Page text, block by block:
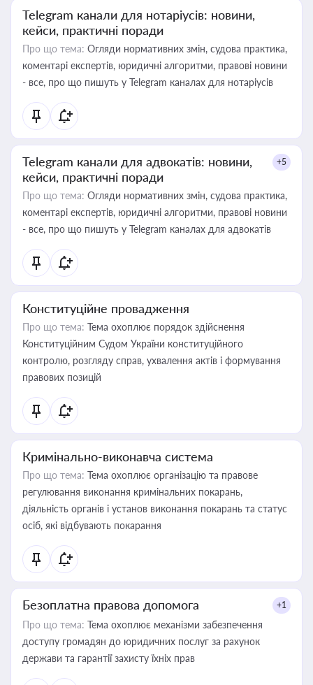
Telegram канали для нотаріусів: новини,
кейси, практичні поради
Про що тема: Огляди нормативних змін, судова практика,
коментарі експертів, юридичні алгоритми, правові новини
- все, про що пишуть у Telegram каналах для нотаріусів
Telegram канали для адвокатів: новини,
кейси, практичні поради
+5
Про що тема: Огляди нормативних змін, судова практика,
коментарі експертів, юридичні алгоритми, правові новини
- все, про що пишуть у Telegram каналах для адвокатів
Конституційне провадження
Про що тема: Тема охоплює порядок здійснення
Конституційним Судом України конституційного
контролю, розгляду справ, ухвалення актів і формування
правових позицій
Кримінально-виконавча система
Про що тема: Тема охоплює організацію та правове
регулювання виконання кримінальних покарань,
діяльність органів і установ виконання покарань та статус
осіб, які відбувають покарання
Безоплатна правова допомога +1
Про що тема: Тема охоплює механізми забезпечення
доступу громадян до юридичних послуг за рахунок
держави та гарантії захисту їхніх прав